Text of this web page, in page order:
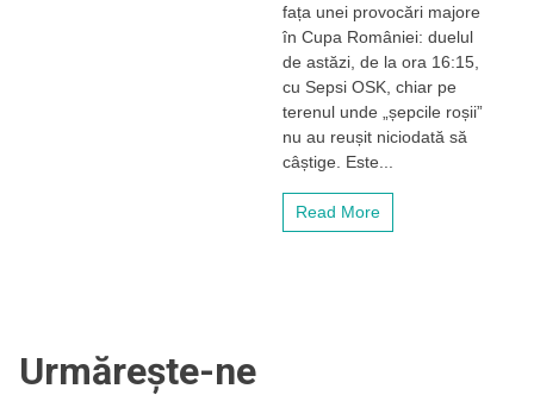
din
2023
se
reîntâlnesc:
„U”
Cluj,
misiune
fața unei provocări majore
în Cupa României: duelul
de astăzi, de la ora 16:15,
cu Sepsi OSK, chiar pe
terenul unde „șepcile roșii”
nu au reușit niciodată să
câștige. Este...
Read More
Urmărește-ne